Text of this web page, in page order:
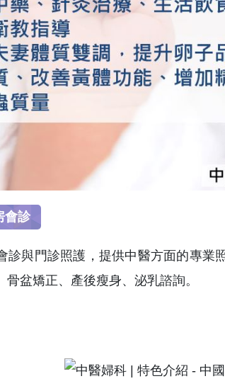
會診
診與門診照護，提供中醫方面的專
盆矯正、產後瘦身、泌乳諮詢。